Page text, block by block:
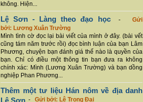
không. Hiện...
Lệ Sơn - Làng theo đạo học-Gửi
bởi: Lương Xuân Trường
Mình tình cờ đọc lại bài viết của mình ở đây. (bài vết
cũng tám năm trước rồi) đọc bình luận của bạn Lâm
Phương, chuyện bạn đánh giá thế nào là quyền của
bạn. Chỉ có điều một thông tin bạn đưa ra không
chính xác: Mình (Lương Xuân Trường) và bạn dồng
nghiệp Phan Phương...
Thêm một tư liệu Hán nôm về địa danh
Lệ Sơn - Gửi bởi: Lê Trọng Đại